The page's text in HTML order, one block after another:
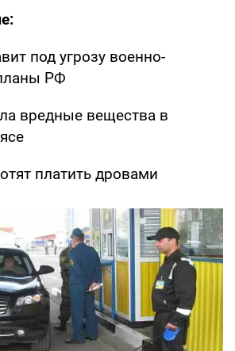
под угрозу военно-
РФ
вредные вещества в
платить дровами